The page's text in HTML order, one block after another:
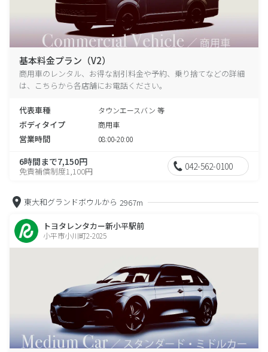
基本料金プラン（V2）
商用車のレンタル、お得な割引料金や予約、乗り捨てなどの詳細
は、こちらから各店舗にお電話ください。
代表車種 タウンエースバン 等
ボディタイプ 商用車
営業時間 08:00-20:00
6時間まで7,150円
免責補償制度1,100円 042-562-0100
東大和グランドボウルから 2967m
トヨタレンタカー新小平駅前
小平市小川町2-2025